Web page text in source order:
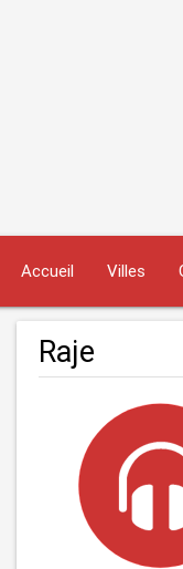
Accueil Villes
Raje